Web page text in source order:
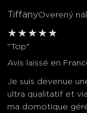
TiffanyOverený
★ ★ ★ ★ ★
"Top"
Avis laissé en
Je suis devenue
ultra qualitatif et
ma domotique